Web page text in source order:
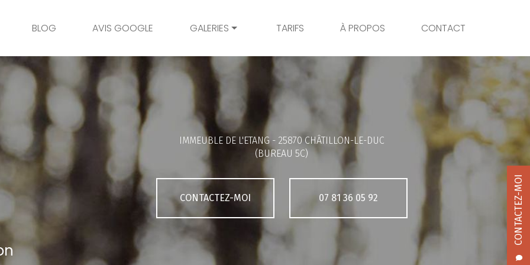
CONTACTEZ-MOI
BLOG AVIS GOOGLE GALERIES
Mariage
Grossesse
Bambins
Portrait
Galerie client
TARIFS À PROPOS CONTACT
IMMEUBLE DE L'ETANG - 25870 CHÂTILLON-LE-DUC
(BUREAU 5C)
CONTACTEZ-MOI 07 81 36 05 92